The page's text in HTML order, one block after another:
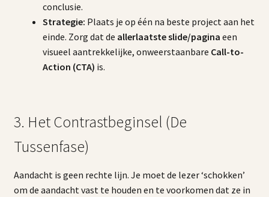
conclusie.
Strategie: Plaats je op één na beste project aan het
einde. Zorg dat de allerlaatste slide/pagina een
visueel aantrekkelijke, onweerstaanbare Call-to-
Action (CTA) is.
3. Het Contrastbeginsel (De
Tussenfase)
Aandacht is geen rechte lijn. Je moet de lezer ‘schokken’
om de aandacht vast te houden en te voorkomen dat ze in